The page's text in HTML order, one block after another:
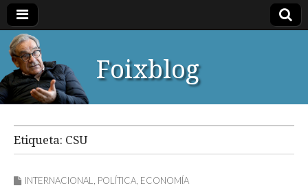
Foixblog
Etiqueta: CSU
INTERNACIONAL POLÍTICA ECONOMÍA